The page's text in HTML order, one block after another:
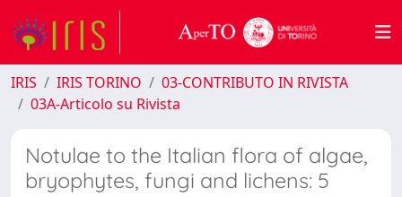
IRIS IRIS TORINO
03-CONTRIBUTO IN RIVISTA
03A-Articolo su Rivista
Notulae to the Italian flora of algae,
bryophytes, fungi and lichens: 5